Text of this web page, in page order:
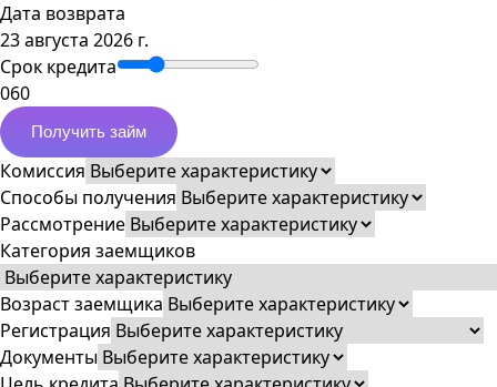
Дата возврата
23 августа 2026 г.
Срок кредита
060
Получить займ
Комиссия
Способы получения
Рассмотрение
Категория заемщиков
Возраст заемщика
Регистрация
Документы